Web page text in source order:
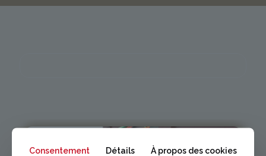
Consentement Détails À propos des cookies